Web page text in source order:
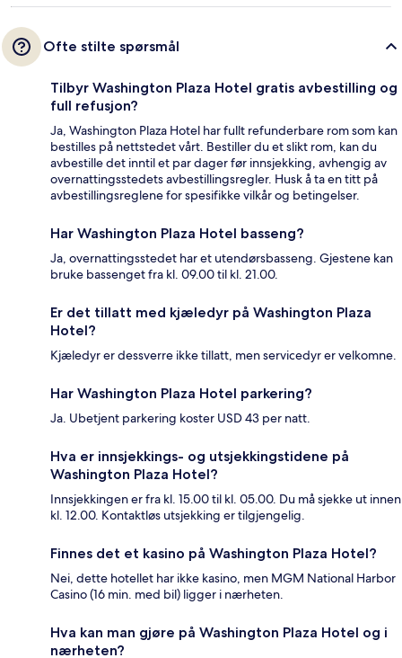
Ofte stilte spørsmål
Tilbyr Washington Plaza Hotel gratis avbestilling og
full refusjon?
Ja, Washington Plaza Hotel har fullt refunderbare rom som kan
bestilles på nettstedet vårt. Bestiller du et slikt rom, kan du
avbestille det inntil et par dager før innsjekking, avhengig av
overnattingsstedets avbestillingsregler. Husk å ta en titt på
avbestillingsreglene for spesifikke vilkår og betingelser.
Har Washington Plaza Hotel basseng?
Ja, overnattingsstedet har et utendørsbasseng. Gjestene kan
bruke bassenget fra kl. 09.00 til kl. 21.00.
Er det tillatt med kjæledyr på Washington Plaza
Hotel?
Kjæledyr er dessverre ikke tillatt, men servicedyr er velkomne.
Har Washington Plaza Hotel parkering?
Ja. Ubetjent parkering koster USD 43 per natt.
Hva er innsjekkings- og utsjekkingstidene på
Washington Plaza Hotel?
Innsjekkingen er fra kl. 15.00 til kl. 05.00. Du må sjekke ut innen
kl. 12.00. Kontaktløs utsjekking er tilgjengelig.
Finnes det et kasino på Washington Plaza Hotel?
Nei, dette hotellet har ikke kasino, men MGM National Harbor
Casino (16 min. med bil) ligger i nærheten.
Hva kan man gjøre på Washington Plaza Hotel og i
nærheten?